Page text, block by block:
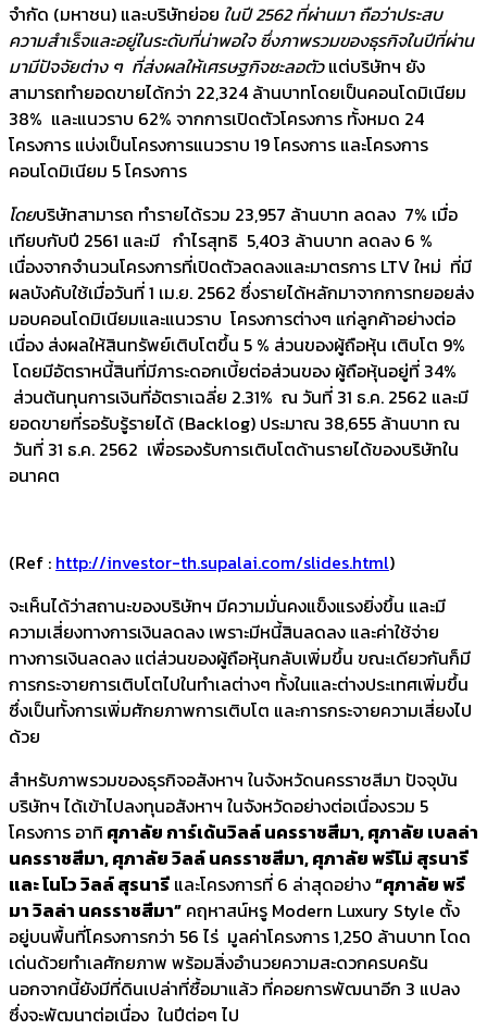
จำกัด (มหาชน) และบริษัทย่อย ในปี 2562 ที่ผ่านมา ถือว่าประสบ
ความสำเร็จและอยู่ในระดับที่น่าพอใจ ซึ่งภาพรวมของธุรกิจในปีที่ผ่าน
มามีปัจจัยต่าง ๆ ที่ส่งผลให้เศรษฐกิจชะลอตัว​​​แต่บริษัทฯ ยัง
สามารถทำยอดขายได้กว่า 22,324 ล้านบาทโดยเป็นคอนโดมิเนียม
38% และแนวราบ 62% จากการเปิดตัวโครงการ ทั้งหมด 24
โครงการ แบ่งเป็นโครงการแนวราบ 19 โครงการ และโครงการ
คอนโดมิเนียม 5 โครงการ
โดยบริษัทสามารถ ทำรายได้รวม 23,957 ล้านบาท ลดลง 7% เมื่อ
เทียบกับปี 2561 และมี กำไรสุทธิ 5,403 ล้านบาท ลดลง 6 %
เนื่องจากจำนวนโครงการที่เปิดตัวลดลงและมาตรการ LTV ใหม่ ที่มี
ผลบังคับใช้เมื่อวันที่ 1 เม.ย. 2562 ซึ่งรายได้หลักมาจากการทยอยส่ง
มอบคอนโดมิเนียมและแนวราบ โครงการต่างๆ แก่ลูกค้าอย่างต่อ
เนื่อง ส่งผลให้สินทรัพย์เติบโตขึ้น 5 % ส่วนของผู้ถือหุ้น เติบโต 9%
โดยมีอัตราหนี้สินที่มีภาระดอกเบี้ยต่อส่วนของ ผู้ถือหุ้นอยู่ที่ 34%
ส่วนต้นทุนการเงินที่อัตราเฉลี่ย 2.31% ณ วันที่ 31 ธ.ค. 2562 และมี
ยอดขายที่รอรับรู้รายได้ (Backlog) ประมาณ 38,655 ล้านบาท ณ
วันที่ 31 ธ.ค. 2562 เพื่อรองรับการเติบโตด้านรายได้ของบริษัทใน
อนาคต
(Ref : http://investor-th.supalai.com/slides.html)
จะเห็นได้ว่าสถานะของบริษัทฯ มีความมั่นคงแข็งแรงยิ่งขึ้น และมี
ความเสี่ยงทางการเงินลดลง เพราะมีหนี้สินลดลง และค่าใช้จ่าย
ทางการเงินลดลง แต่ส่วนของผู้ถือหุ้นกลับเพิ่มขึ้น ขณะเดียวกันก็มี
การกระจายการเติบโตไปในทำเลต่างๆ ทั้งในและต่างประเทศเพิ่มขึ้น
ซึ่งเป็นทั้งการเพิ่มศักยภาพการเติบโต และการกระจายความเสี่ยงไป
ด้วย
สำหรับภาพรวมของธุรกิจอสังหาฯ ในจังหวัดนครราชสีมา ปัจจุบัน
บริษัทฯ ได้เข้าไปลงทุนอสังหาฯ ในจังหวัดอย่างต่อเนื่องรวม 5
โครงการ อาทิ ศุภาลัย การ์เด้นวิลล์ นครราชสีมา, ศุภาลัย เบลล่า
นครราชสีมา, ศุภาลัย วิลล์ นครราชสีมา, ศุภาลัย พรีโม่ สุรนารี
และ โนโว วิลล์ สุรนารี และโครงการที่ 6 ล่าสุดอย่าง“ศุภาลัย พรี
มา วิลล่า นครราชสีมา” คฤหาสน์หรู Modern Luxury Style ตั้ง
อยู่บนพื้นที่โครงการกว่า 56 ไร่ มูลค่าโครงการ 1,250 ล้านบาท โดด
เด่นด้วยทำเลศักยภาพ พร้อมสิ่งอำนวยความสะดวกครบครัน
นอกจากนี้ยังมีที่ดินเปล่าที่ซื้อมาแล้ว ที่คอยการพัฒนาอีก 3 แปลง
ซึ่งจะพัฒนาต่อเนื่อง ในปีต่อๆ ไป